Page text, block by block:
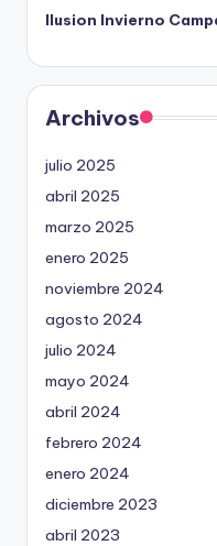
Ilusion Invierno
Archivos
julio 2025
abril 2025
marzo 2025
enero 2025
noviembre 2024
agosto 2024
julio 2024
mayo 2024
abril 2024
febrero 2024
enero 2024
diciembre 2023
abril 2023